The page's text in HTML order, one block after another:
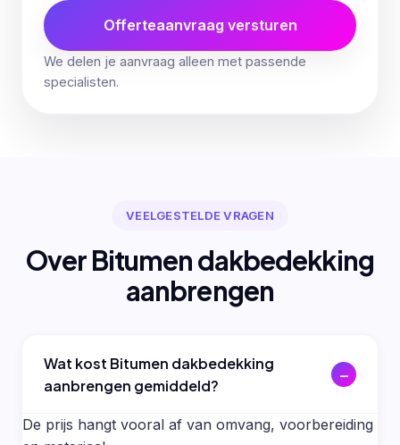
Offerteaanvraag versturen
We delen je aanvraag alleen met passende
specialisten.
VEELGESTELDE VRAGEN
Over Bitumen dakbedekking
aanbrengen
Wat kost Bitumen dakbedekking
aanbrengen gemiddeld?
De prijs hangt vooral af van omvang, voorbereiding